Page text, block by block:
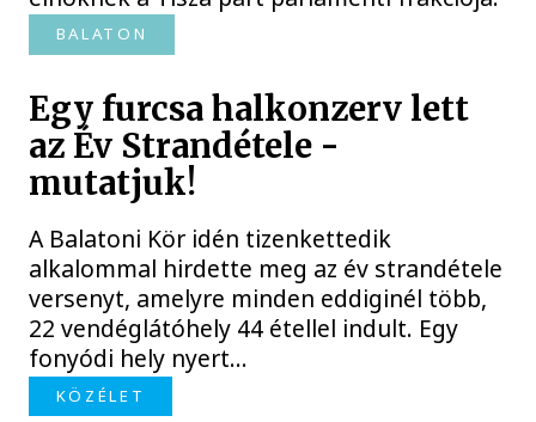
BALATON
Egy furcsa halkonzerv lett
az Év Strandétele -
mutatjuk!
A Balatoni Kör idén tizenkettedik
alkalommal hirdette meg az év strandétele
versenyt, amelyre minden eddiginél több,
22 vendéglátóhely 44 étellel indult. Egy
fonyódi hely nyert...
KÖZÉLET